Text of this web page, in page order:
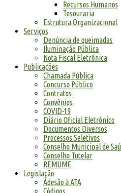
Recursos Humanos
Tesouraria
Estrutura Organizacional
Serviços
Denúncia de queimadas
Iluminação Pública
Nota Fiscal Eletrônica
Publicações
Chamada Pública
Concurso Público
Contratos
Convênios
COVID-19
Diário Oficial Eletrônico
Documentos Diversos
Processos Seletivos
Conselho Municipal de
Conselho Tutelar
REMUME
Legislação
Adesão à ATA
Códigos